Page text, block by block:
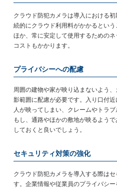
クラウド防犯カメラは導入における
続的にクラウド利用料がかかるとい
ほか、常に安定して使用するための
コストもかかります。
プライバシーへの配慮
周囲の建物や家が映り込まないよう
影範囲に配慮が必要です。入り口付
人が映ってしまい、クレームやトラ
もし、通路やほかの敷地が映るよう
しておくと良いでしょう。
セキュリティ対策の強化
クラウド防犯カメラを導入する際は
す。企業情報や従業員のプライバシ